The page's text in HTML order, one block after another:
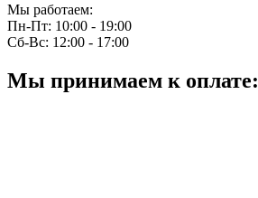
Мы работаем:
Пн-Пт: 10:00 - 19:00
Сб-Вс: 12:00 - 17:00
Мы принимаем к оплате: